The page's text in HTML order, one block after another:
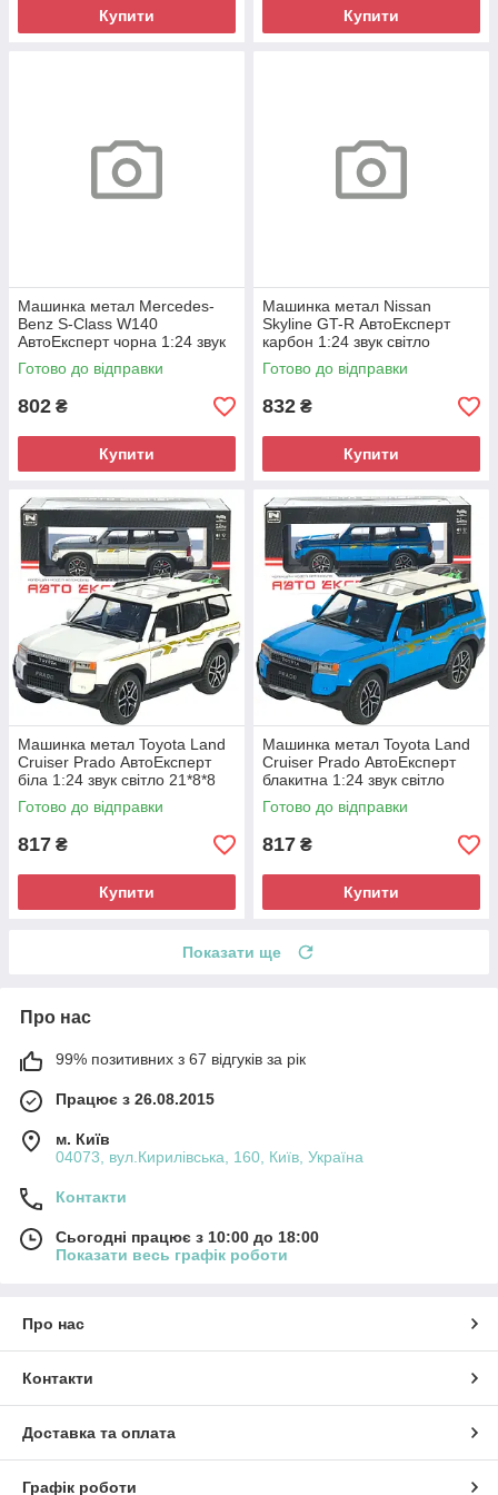
Купити Купити
Машинка метал Mercedes-
Benz S-Class W140
АвтоЕксперт чорна 1:24 звук
світло 21*8*6,5 см (G9765-42)
Готово до відправки
802 ₴
Купити
Машинка метал Nissan
Skyline GT-R АвтоЕксперт
карбон 1:24 звук світло
інерція 21*8*6,5 см (G8317-
48)
Готово до відправки
832 ₴
Купити
Машинка метал Toyota Land
Cruiser Prado АвтоЕксперт
біла 1:24 звук світло 21*8*8
см (G7605-44)
Готово до відправки
817 ₴
Купити
Машинка метал Toyota Land
Cruiser Prado АвтоЕксперт
блакитна 1:24 звук світло
21*8*8 см (G7605-44)
Готово до відправки
817 ₴
Купити
Показати ще
Про нас
99% позитивних з 67 відгуків за рік
Працює з 26.08.2015
м. Київ
04073, вул.Кирилівська, 160, Київ, Україна
Контакти
Сьогодні працює з 10:00 до 18:00
Показати весь графік роботи
Про нас
Контакти
Доставка та оплата
Графік роботи